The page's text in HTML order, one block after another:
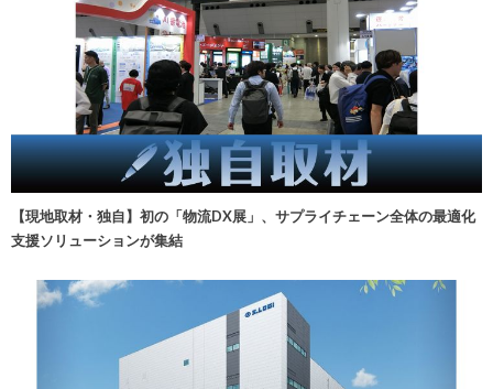
【現地取材・独自】初の「物流DX展」、サプライチェーン全体の最適化
支援ソリューションが集結